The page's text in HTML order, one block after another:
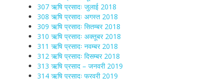
307 ऋषि प्रसादः जुलाई 2018
308 ऋषि प्रसादः अगस्त 2018
309 ऋषि प्रसादः सितम्बर 2018
310 ऋषि प्रसादः अक्तूबर 2018
311 ऋषि प्रसादः नवम्बर 2018
312 ऋषि प्रसादः दिसम्बर 2018
313 ऋषि प्रसाद – जनवरी 2019
314 ऋषि प्रसादः फरवरी 2019